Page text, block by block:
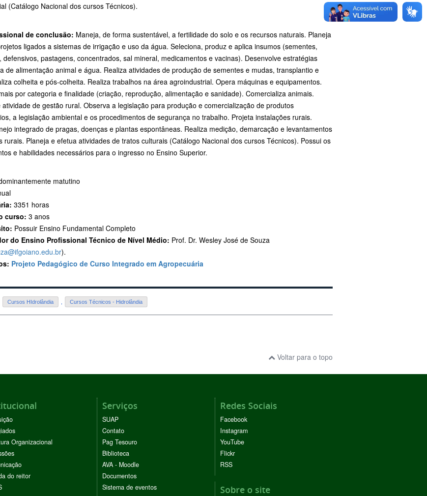
(Catálogo Nacional dos cursos Técnicos).
de conclusão: Maneja, de forma sustentável, a fertilidade do solo e os recursos naturais. Planeja
ligados a sistemas de irrigação e uso da água. Seleciona, produz e aplica insumos (sementes,
defensivos, pastagens, concentrados, sal mineral, medicamentos e vacinas). Desenvolve estratégias
de alimentação animal e água. Realiza atividades de produção de sementes e mudas, transplantio e
colheita e pós-colheita. Realiza trabalhos na área agroindustrial. Opera máquinas e equipamentos.
por categoria e finalidade (criação, reprodução, alimentação e sanidade). Comercializa animais.
atividade de gestão rural. Observa a legislação para produção e comercialização de produtos
a legislação ambiental e os procedimentos de segurança no trabalho. Projeta instalações rurais.
integrado de pragas, doenças e plantas espontâneas. Realiza medição, demarcação e levantamentos
rurais. Planeja e efetua atividades de tratos culturais (Catálogo Nacional dos cursos Técnicos). Possui os
e habilidades necessários para o ingresso no Ensino Superior.
matutino
3351 horas
curso: 3 anos
Possuir Ensino Fundamental Completo
do Ensino Profissional Técnico de Nível Médio: Prof. Dr. Wesley José de Souza
).
Projeto Pedagógico de Curso Integrado em Agropecuária
Cursos HIdrolândia Cursos Técnicos - Hidrolândia
Voltar para o topo
Organizacional
do reitor
Serviços
SUAP
Contato
Pag Tesouro
Biblioteca
AVA - Moodle
Documentos
Sistema de eventos
Redes Sociais
Facebook
Instagram
YouTube
Flickr
RSS
Sobre o site